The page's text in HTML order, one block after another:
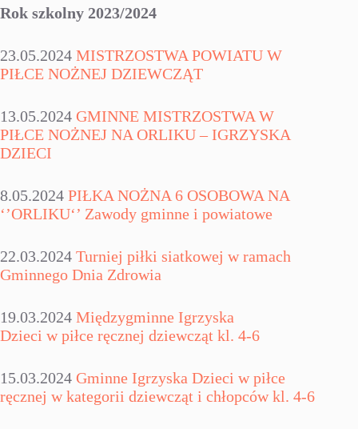
Rok szkolny 2023/2024
23.05.2024 MISTRZOSTWA POWIATU W
PIŁCE NOŻNEJ DZIEWCZĄT
13.05.2024 GMINNE MISTRZOSTWA W
PIŁCE NOŻNEJ NA ORLIKU – IGRZYSKA
DZIECI
8.05.2024 PIŁKA NOŻNA 6 OSOBOWA NA
‘’ORLIKU‘’ Zawody gminne i powiatowe
22.03.2024 Turniej piłki siatkowej w ramach
Gminnego Dnia Zdrowia
19.03.2024 Międzygminne Igrzyska
Dzieci w piłce ręcznej dziewcząt kl. 4-6
15.03.2024 Gminne Igrzyska Dzieci w piłce
ręcznej w kategorii dziewcząt i chłopców kl. 4-6